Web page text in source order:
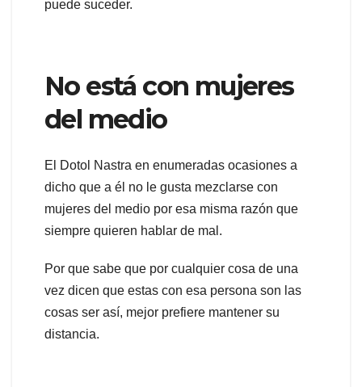
puede suceder.
No está con mujeres
del medio
El Dotol Nastra en enumeradas ocasiones a
dicho que a él no le gusta mezclarse con
mujeres del medio por esa misma razón que
siempre quieren hablar de mal.
Por que sabe que por cualquier cosa de una
vez dicen que estas con esa persona son las
cosas ser así, mejor prefiere mantener su
distancia.